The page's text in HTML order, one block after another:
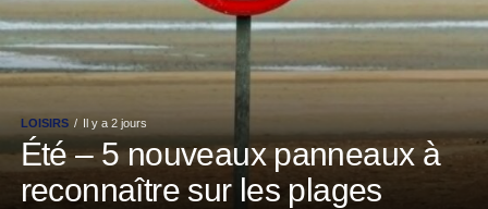
LOISIRS Il y a 2 jours
Été – 5 nouveaux panneaux à
reconnaître sur les plages